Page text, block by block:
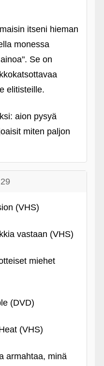
itseni hieman
monessa
Se on
elitisteille.
aion pysyä
miten paljon
(VHS)
vastaan (VHS)
miehet
(DVD)
(VHS)
armahtaa, minä